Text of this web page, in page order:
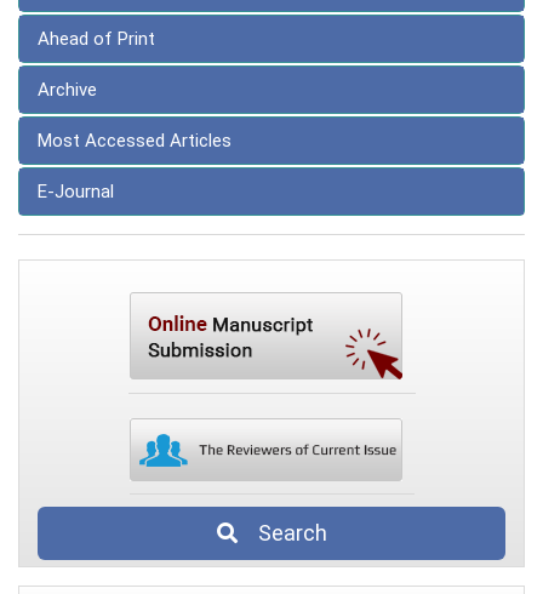
Ahead of Print
Archive
Most Accessed Articles
E-Journal
Search